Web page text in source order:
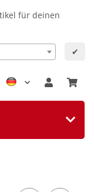
für deinen
✔